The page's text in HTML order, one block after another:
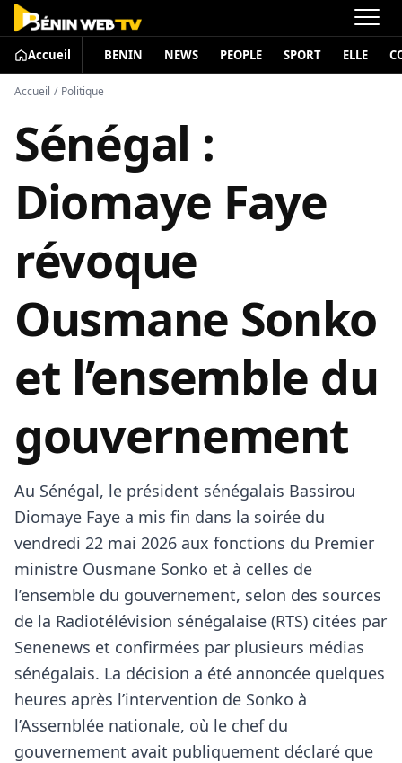
Accueil BENIN NEWS PEOPLE SPORT ELLE
Accueil / Politique
Sénégal :
Diomaye Faye
révoque
Ousmane Sonko
et l’ensemble du
gouvernement
Au Sénégal, le président sénégalais Bassirou
Diomaye Faye a mis fin dans la soirée du
vendredi 22 mai 2026 aux fonctions du Premier
ministre Ousmane Sonko et à celles de
l’ensemble du gouvernement, selon des sources
de la Radiotélévision sénégalaise (RTS) citées par
Senenews et confirmées par plusieurs médias
sénégalais. La décision a été annoncée quelques
heures après l’intervention de Sonko à
l’Assemblée nationale, où le chef du
gouvernement avait publiquement déclaré que